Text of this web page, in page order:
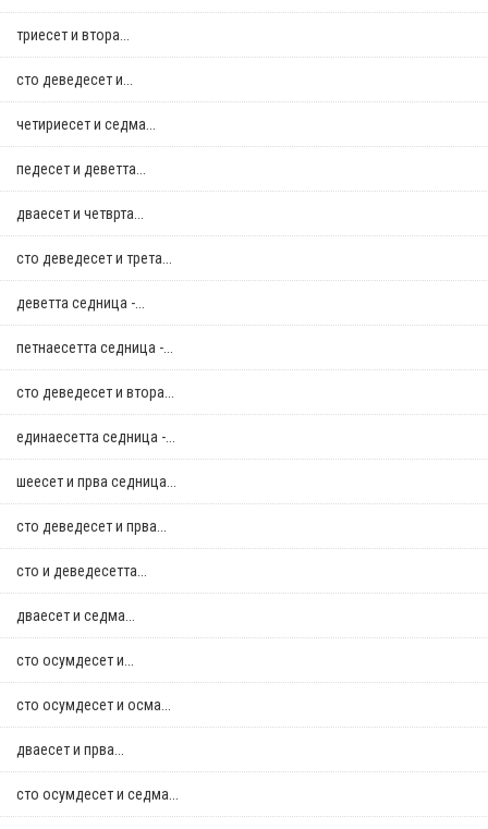
триесет и втора...
сто деведесет и...
четириесет и седма...
педесет и деветта...
дваесет и четврта...
сто деведесет и трета...
деветта седница -...
петнаесетта седница -...
сто деведесет и втора...
единаесетта седница -...
шеесет и прва седница...
сто деведесет и прва...
сто и деведесетта...
дваесет и седма...
сто осумдесет и...
сто осумдесет и осма...
дваесет и прва...
сто осумдесет и седма...